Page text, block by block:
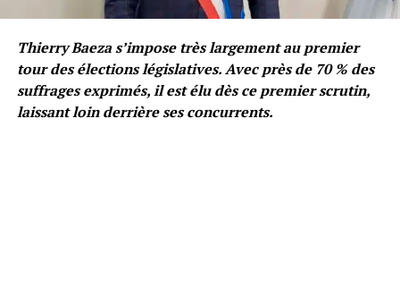
Thierry Baeza s’impose très largement au premier
tour des élections législatives. Avec près de 70 % des
suffrages exprimés, il est élu dès ce premier scrutin,
laissant loin derrière ses concurrents.